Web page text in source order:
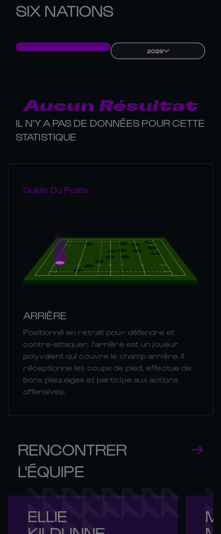
SIX NATIONS
2026
Aucun Résultat
IL N'Y A PAS DE DONNÉES POUR CETTE
STATISTIQUE
Guide Du Poste
ARRIÈRE
Positionné en retrait pour défendre et
contre-attaquer, l'arrière est un joueur
polyvalent qui couvre le champ arrière. Il
réceptionne les coups de pied, effectue de
bons plaquages et participe aux actions
offensives.
RENCONTRER
L'ÉQUIPE
ELLIE